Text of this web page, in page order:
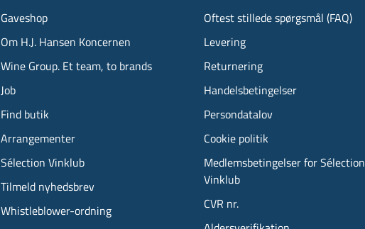
Gaveshop
Om H.J. Hansen Koncernen
Wine Group. Et team, to brands
Job
Find butik
Arrangementer
Sélection Vinklub
Tilmeld nyhedsbrev
Whistleblower-ordning
Oftest stillede spørgsmål (FAQ)
Levering
Returnering
Handelsbetingelser
Persondatalov
Cookie politik
Medlemsbetingelser for Sélection
Vinklub
CVR nr.